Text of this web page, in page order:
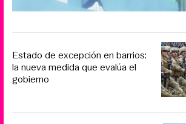
Estado de excepción en barrios:
la nueva medida que evalúa el
gobierno